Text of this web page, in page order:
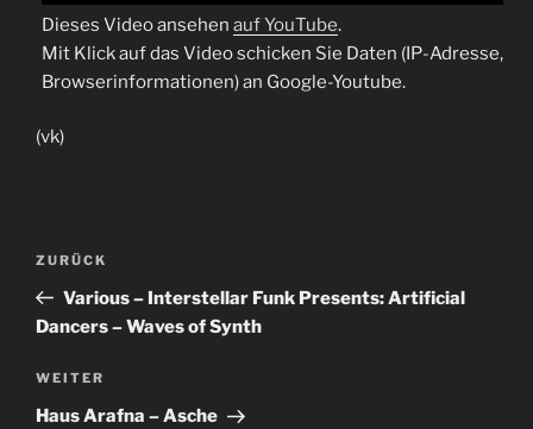
Dieses Video ansehen auf YouTube.
Mit Klick auf das Video schicken Sie Daten (IP-Adresse,
Browserinformationen) an Google-Youtube.
(vk)
Beitragsnavigation
Vorheriger
Beitrag
ZURÜCK
Various – Interstellar Funk Presents: Artificial
Dancers – Waves of Synth
Nächster
Beitrag
WEITER
Haus Arafna – Asche